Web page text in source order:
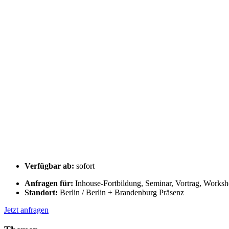
Verfügbar ab: sofort
Anfragen für: Inhouse-Fortbildung, Seminar, Vortrag,
Standort: Berlin / Berlin + Brandenburg Präsenz
Jetzt anfragen